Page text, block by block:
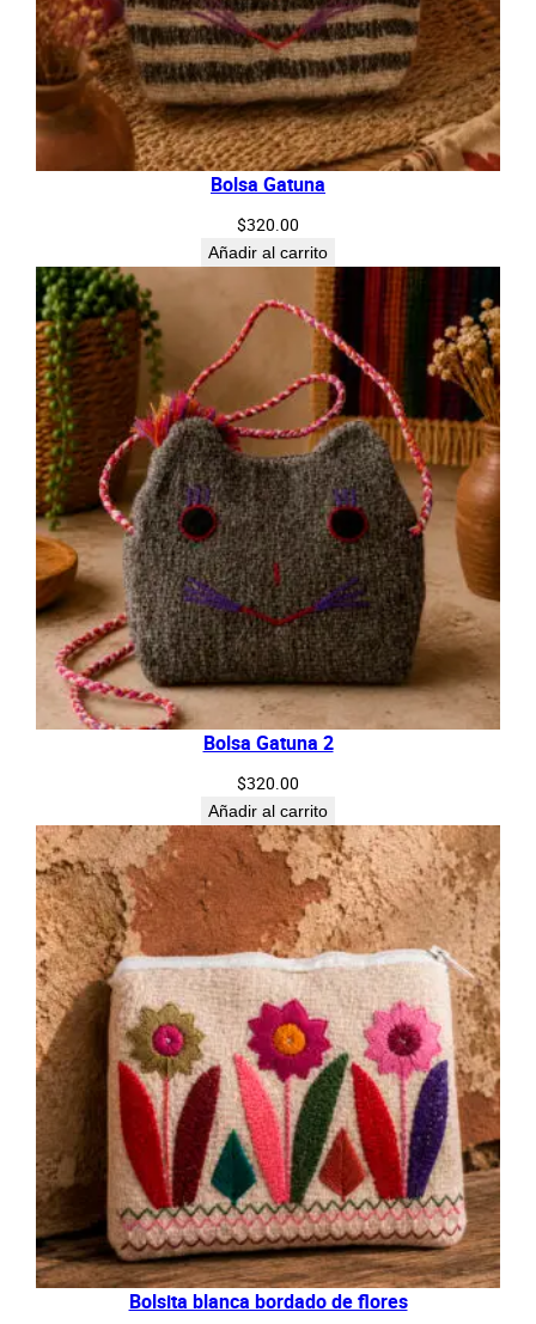
Bolsa Gatuna
$320.00
Añadir al carrito
Bolsa Gatuna 2
$320.00
Añadir al carrito
Bolsita blanca bordado de flores